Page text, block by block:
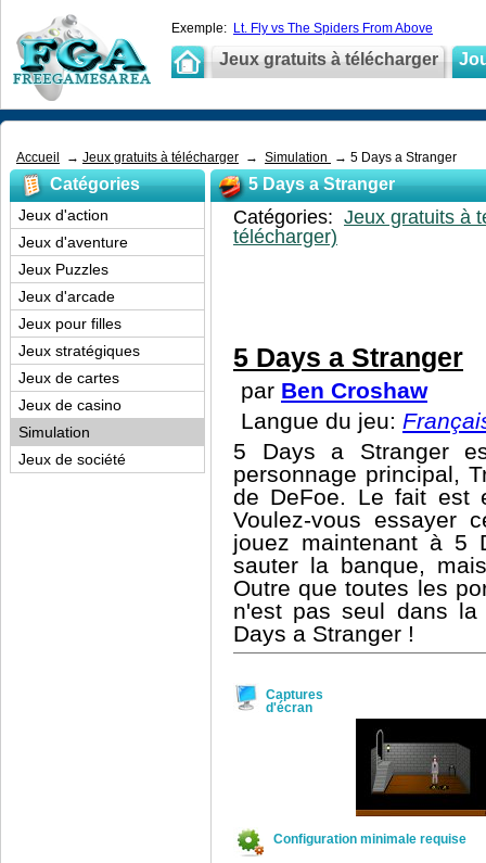
Exemple: Lt. Fly vs The Spiders From Above
Jeux gratuits à télécharger
Accueil → Jeux gratuits à télécharger → Simulation → 5 Days a Stranger
5 Days a Stranger
Catégories: Jeux gratuits à
télécharger)
5 Days a Stranger
par Ben Croshaw
Langue du jeu:
5 Days a Stranger
personnage principal,
de DeFoe. Le fait est
Voulez-vous essayer
jouez maintenant à 5
sauter la banque,
Outre que toutes les
n'est pas seul dans la
Days a Stranger !
Captures
d'écran
Configuration minimale requise
Catégories
Jeux d'action
Jeux d'aventure
Jeux Puzzles
Jeux d'arcade
Jeux pour filles
Jeux stratégiques
Jeux de cartes
Jeux de casino
Simulation
Jeux de société